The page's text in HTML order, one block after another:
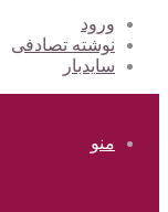
ورود
نوشته تصادفی
سایدبار
منو